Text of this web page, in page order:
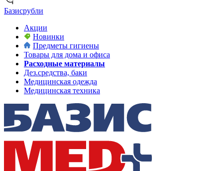
Базисрубли
Акции
Новинки
Предметы гигиены
Товары для дома и офиса
Расходные материалы
Дез.средства, баки
Медицинская одежда
Медицинская техника